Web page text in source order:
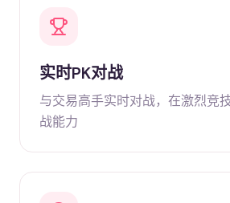
实时PK对战
与交易高手实时对战，在激烈竞
战能力